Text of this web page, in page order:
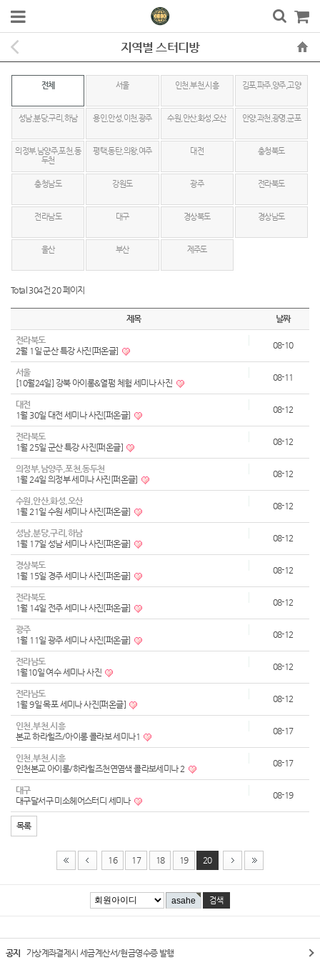
지역별 스터디방
전체 서울 인천,부천,시흥 김포,파주,양주,고양
성남,분당,구리,하남 용인,안성,이천,광주 수원,안산,화성,오산 안양,과천,광명,군포
의정부,남양주,포천,동
두천
평택,동탄,의왕,여주 대전 충청북도
충청남도 강원도 광주 전라북도
전라남도 대구 경상북도 경상남도
울산 부산 제주도
Total 304건 20 페이지
제목 날짜
전라북도
2월 1일 군산 특강 사진[퍼온글]
08-10
서울
[10월24일] 강북 아이롱&열펌 체험 세미나 사진
08-11
대전
1월 30일 대전 세미나 사진[퍼온글]
08-12
전라북도
1월 25일 군산 특강 사진[퍼온글]
08-12
의정부,남양주,포천,동두천
1월 24일 의정부 세미나 사진[퍼온글]
08-12
수원,안산,화성,오산
1월 21일 수원 세미나 사진[퍼온글]
08-12
성남,분당,구리,하남
1월 17일 성남 세미나 사진[퍼온글]
08-12
경상북도
1월 15일 경주 세미나 사진[퍼온글]
08-12
전라북도
1월 14일 전주 세미나 사진[퍼온글]
08-12
광주
1월 11일 광주 세미나 사진[퍼온글]
08-12
전라남도
1월10일 여수 세미나 사진
08-12
전라남도
1월 9일 목포 세미나 사진[퍼온글]
08-12
인천,부천,시흥
본교 하라힐즈/아이롱 콜라보 세미나1
08-17
인천,부천,시흥
인천본교 아이롱/하라힐즈천연염색 콜라보세미나 2
08-17
대구
대구달서구 미소헤어스터디 세미나
08-19
목록
16 17 18 19 20
공지 가상계좌결제시 세금계산서/현금영수증 발행